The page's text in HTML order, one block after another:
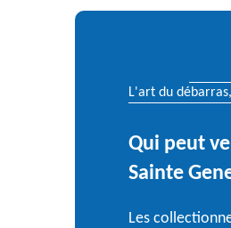
L'art du
Qui peut
Sainte
Les